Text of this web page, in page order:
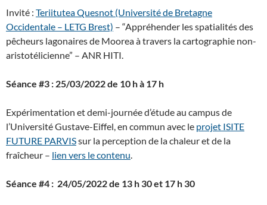
Invité : Teriitutea Quesnot (Université de Bretagne
Occidentale – LETG Brest) – “Appréhender les spatialités des
pêcheurs lagonaires de Moorea à travers la cartographie non-
aristotélicienne” – ANR HITI.
Séance #3 : 25/03/2022de 10 h à 17 h
Expérimentation et demi-journée d’étude au campus de
l’Université Gustave-Eiffel, en commun avec le projet ISITE
FUTURE PARVISsur la perception de la chaleur et de la
fraîcheur – lien vers le contenu.
Séance #4 : 24/05/2022 de 13 h 30 et 17 h 30